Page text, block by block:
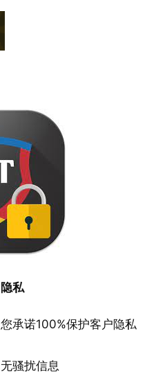
隐私
您承诺100%保护客户隐私
无骚扰信息